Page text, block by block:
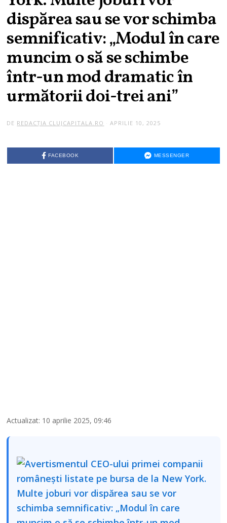
dispărea sau se vor schimba
semnificativ: „Modul în care
muncim o să se schimbe
într-un mod dramatic în
următorii doi-trei ani”
DE REDACȚIA CLUJCAPITALA.RO APRILIE 10, 2025
FACEBOOK MESSENGER
Actualizat: 10 aprilie 2025, 09:46